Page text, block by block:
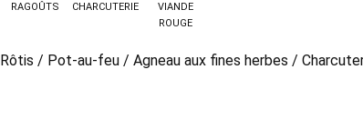
RAGOÛTS CHARCUTERIE
VIANDE
ROUGE
Rôtis / Pot-au-feu / Agneau aux fines herbes /